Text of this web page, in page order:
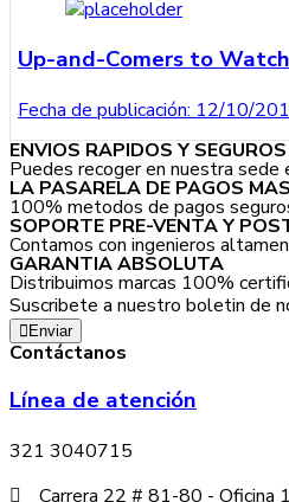
Up-and-Comers to
Fecha de publicación: 12/10/
ENVIOS RAPIDOS Y
Puedes recoger en nuestra sede
LA PASARELA DE PAGOS
100% metodos de pagos
SOPORTE PRE-VENTA Y
Contamos con ingenieros
GARANTIA ABSOLUTA
Distribuimos marcas 100%
Suscribete a nuestro boletin de
Enviar
Contáctanos
Línea de atención
321 3040715
Carrera 22 # 81-80 - Oficina